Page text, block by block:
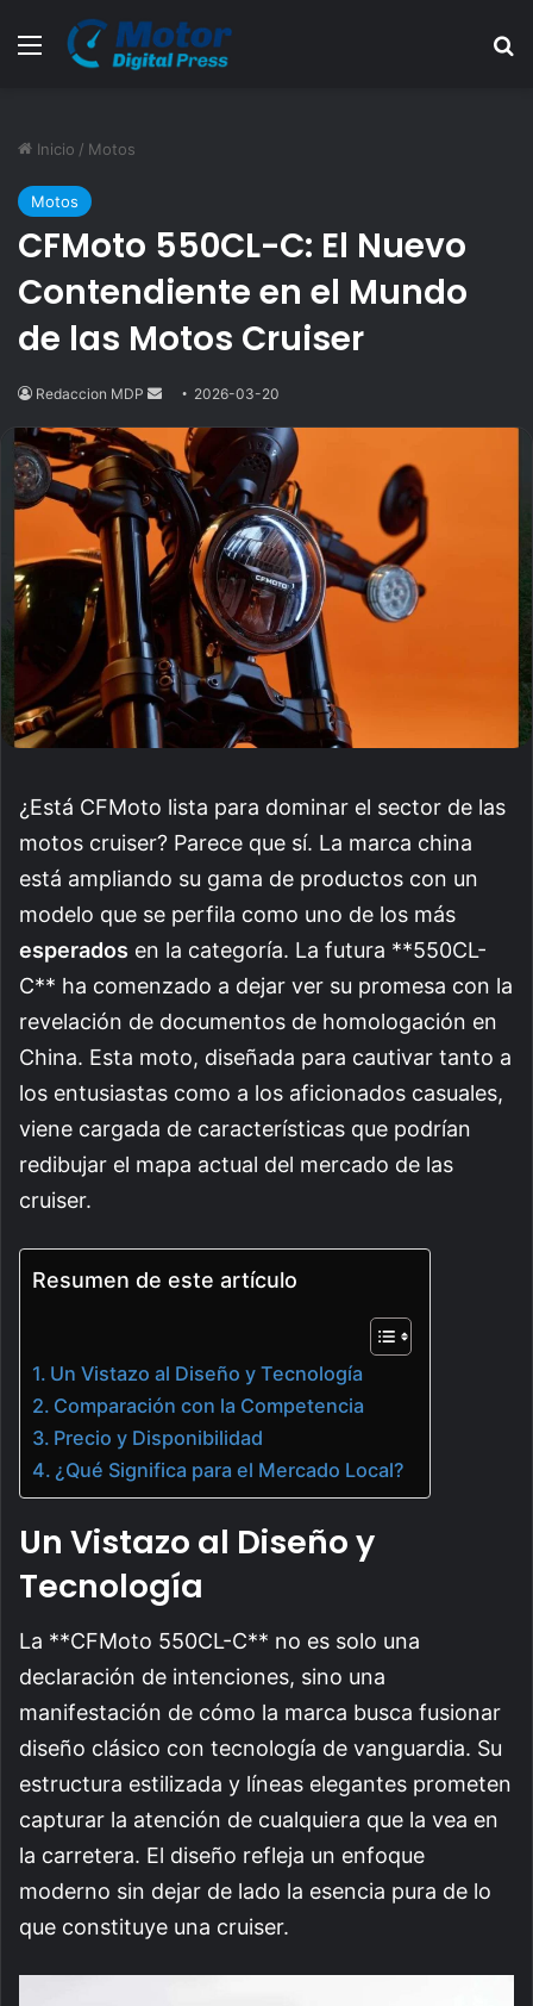
Menú
Inicio / Motos
Motos
CFMoto 550CL-C: El Nuevo
Contendiente en el Mundo
de las Motos Cruiser
Redaccion MDP
Send
email
2026-03-20
¿Está CFMoto lista para dominar el sector de las
motos cruiser? Parece que sí. La marca china
está ampliando su gama de productos con un
modelo que se perfila como uno de los más
esperados en la categoría. La futura **550CL-
C** ha comenzado a dejar ver su promesa con la
revelación de documentos de homologación en
China. Esta moto, diseñada para cautivar tanto a
los entusiastas como a los aficionados casuales,
viene cargada de características que podrían
redibujar el mapa actual del mercado de las
cruiser.
Resumen de este artículo
Un Vistazo al Diseño y Tecnología
Comparación con la Competencia
Precio y Disponibilidad
¿Qué Significa para el Mercado Local?
Un Vistazo al Diseño y
Tecnología
La **CFMoto 550CL-C** no es solo una
declaración de intenciones, sino una
manifestación de cómo la marca busca fusionar
diseño clásico con tecnología de vanguardia. Su
estructura estilizada y líneas elegantes prometen
capturar la atención de cualquiera que la vea en
la carretera. El diseño refleja un enfoque
moderno sin dejar de lado la esencia pura de lo
que constituye una cruiser.